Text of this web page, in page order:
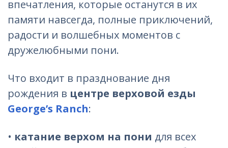
впечатления, которые останутся в их
памяти навсегда, полные приключений,
радости и волшебных моментов с
дружелюбными пони.
Что входит в празднование дня
рождения в центре верховой езды
George’s Ranch:
• катание верхом на пони для всех